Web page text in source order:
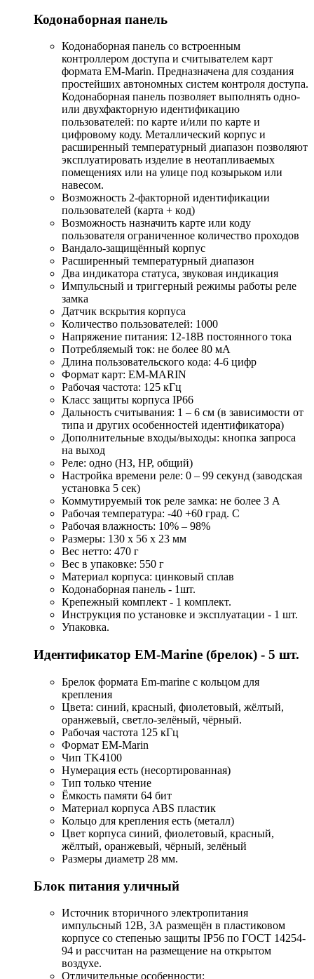
Кодонаборная панель
Кодонаборная панель со встроенным
контроллером доступа и считывателем карт
формата EM-Marin. Предназначена для создания
простейших автономных систем контроля доступа.
Кодонаборная панель позволяет выполнять одно-
или двухфакторную идентификацию
пользователей: по карте и/или по карте и
цифровому коду. Металлический корпус и
расширенный температурный диапазон позволяют
эксплуатировать изделие в неотапливаемых
помещениях или на улице под козырьком или
навесом.
Возможность 2-факторной идентификации
пользователей (карта + код)
Возможность назначить карте или коду
пользователя ограниченное количество проходов
Вандало-защищённый корпус
Расширенный температурный диапазон
Два индикатора статуса, звуковая индикация
Импульсный и триггерный режимы работы реле
замка
Датчик вскрытия корпуса
Количество пользователей: 1000
Напряжение питания: 12-18В постоянного тока
Потребляемый ток: не более 80 мА
Длина пользовательского кода: 4-6 цифр
Формат карт: EM-MARIN
Рабочая частота: 125 кГц
Класс защиты корпуса IP66
Дальность считывания: 1 – 6 см (в зависимости от
типа и других особенностей идентификатора)
Дополнительные входы/выходы: кнопка запроса
на выход
Реле: одно (НЗ, НР, общий)
Настройка времени реле: 0 – 99 секунд (заводская
установка 5 сек)
Коммутируемый ток реле замка: не более 3 А
Рабочая температура: -40 +60 град. С
Рабочая влажность: 10% – 98%
Размеры: 130 х 56 х 23 мм
Вес нетто: 470 г
Вес в упаковке: 550 г
Материал корпуса: цинковый сплав
Кодонаборная панель - 1шт.
Крепежный комплект - 1 комплект.
Инструкция по установке и эксплуатации - 1 шт.
Упаковка.
Идентификатор EM-Marine (брелок) - 5 шт.
Брелок формата Em-marine с кольцом для
крепления
Цвета: синий, красный, фиолетовый, жёлтый,
оранжевый, светло-зелёный, чёрный.
Рабочая частота 125 кГц
Формат EM-Marin
Чип TK4100
Нумерация есть (несортированная)
Тип только чтение
Ёмкость памяти 64 бит
Материал корпуса ABS пластик
Кольцо для крепления есть (металл)
Цвет корпуса синий, фиолетовый, красный,
жёлтый, оранжевый, чёрный, зелёный
Размеры диаметр 28 мм.
Блок питания уличный
Источник вторичного электропитания
импульсный 12В, 3А размещён в пластиковом
корпусе со степенью защиты IP56 по ГОСТ 14254-
94 и рассчитан на размещение на открытом
воздухе.
Отличительные особенности: